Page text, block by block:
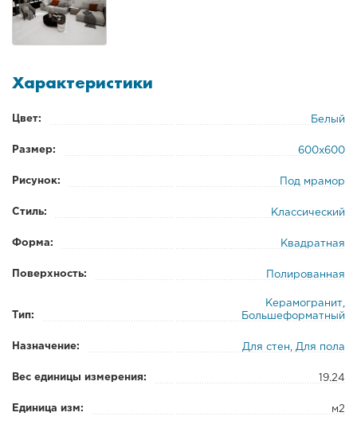
Характеристики
Цвет: Белый
Размер: 600x600
Рисунок: Под мрамор
Стиль: Классический
Форма: Квадратная
Поверхность: Полированная
Тип:
Керамогранит
Большеформатный
Назначение: Для стен Для пола
Вес единицы измерения: 19.24
Единица изм: м2